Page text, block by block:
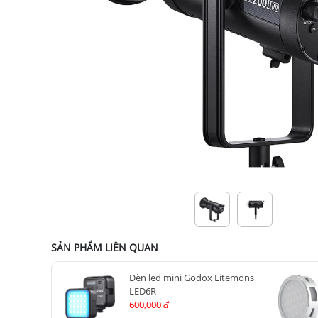
SẢN PHẨM LIÊN QUAN
Đèn led mini Godox Litemons
LED6R
600,000 đ